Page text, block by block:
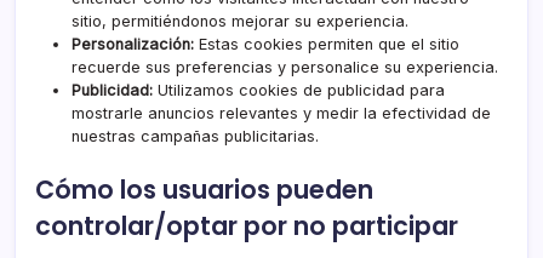
sitio, permitiéndonos mejorar su experiencia.
Personalización: Estas cookies permiten que el sitio
recuerde sus preferencias y personalice su experiencia.
Publicidad: Utilizamos cookies de publicidad para
mostrarle anuncios relevantes y medir la efectividad de
nuestras campañas publicitarias.
Cómo los usuarios pueden
controlar/optar por no participar